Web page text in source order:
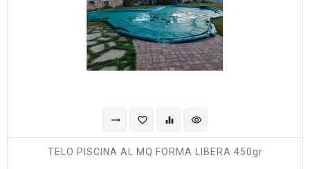
trending_flat favorite_border equalizer visibility
TELO PISCINA AL MQ FORMA LIBERA 450gr